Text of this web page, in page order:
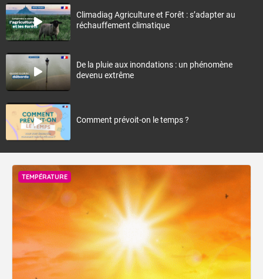
Climadiag Agriculture et Forêt : s’adapter au
réchauffement climatique
De la pluie aux inondations : un phénomène
devenu extrême
Comment prévoit-on le temps ?
TEMPÉRATURE